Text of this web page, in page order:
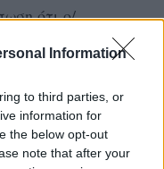
Information
to third parties, or
information for
the below opt-out
note that after your
ότι ο/
θέλετε